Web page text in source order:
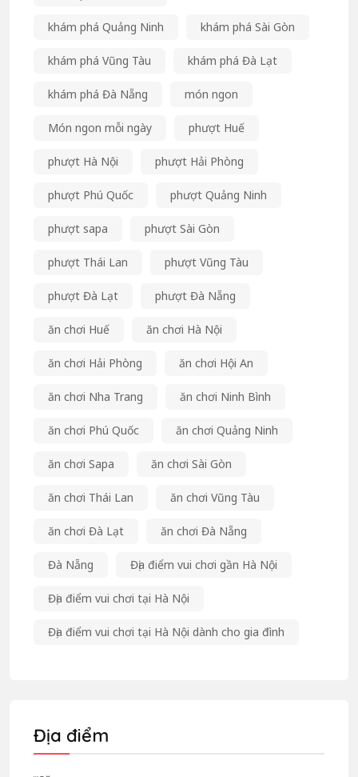
khám phá Quảng Ninh khám phá Sài Gòn
khám phá Vũng Tàu khám phá Đà Lạt
khám phá Đà Nẵng món ngon
Món ngon mỗi ngày phượt Huế
phượt Hà Nội phượt Hải Phòng
phượt Phú Quốc phượt Quảng Ninh
phượt sapa phượt Sài Gòn
phượt Thái Lan phượt Vũng Tàu
phượt Đà Lạt phượt Đà Nẵng
ăn chơi Huế ăn chơi Hà Nội
ăn chơi Hải Phòng ăn chơi Hội An
ăn chơi Nha Trang ăn chơi Ninh Bình
ăn chơi Phú Quốc ăn chơi Quảng Ninh
ăn chơi Sapa ăn chơi Sài Gòn
ăn chơi Thái Lan ăn chơi Vũng Tàu
ăn chơi Đà Lạt ăn chơi Đà Nẵng
Đà Nẵng Địa điểm vui chơi gần Hà Nội
Địa điểm vui chơi tại Hà Nội
Địa điểm vui chơi tại Hà Nội dành cho gia đình
Địa điểm